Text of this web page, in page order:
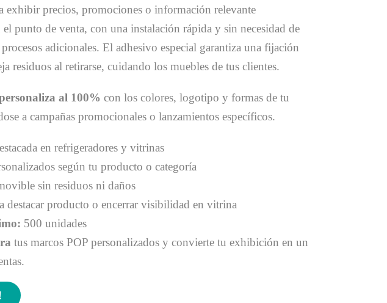
exhibir precios, promociones o información relevante
el punto de venta, con una instalación rápida y sin necesidad de
adicionales. El adhesivo especial garantiza una fijación
residuos al retirarse, cuidando los muebles de tus clientes.
al 100% con los colores, logotipo y formas de tu
a campañas promocionales o lanzamientos específicos.
en refrigeradores y vitrinas
según tu producto o categoría
sin residuos ni daños
destacar producto o encerrar visibilidad en vitrina
500 unidades
tus marcos POP personalizados y convierte tu exhibición en un